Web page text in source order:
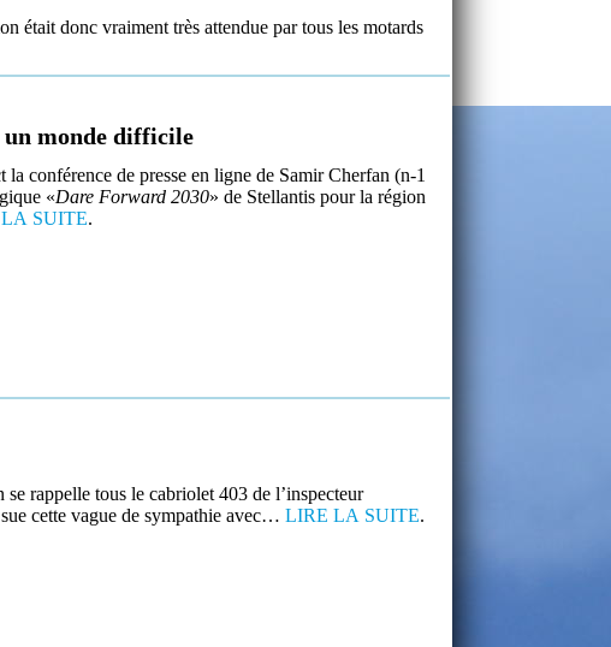
était donc vraiment très attendue par tous les motards
un monde difficile
conférence de presse en ligne de Samir Cherfan (n-1
«Dare Forward 2030» de Stellantis pour la région
SUITE.
rappelle tous le cabriolet 403 de l’inspecteur
cette vague de sympathie avec…LIRE LA SUITE.